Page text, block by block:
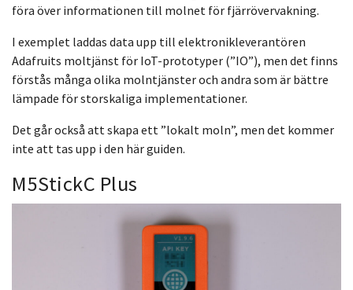
föra över informationen till molnet för fjärrövervakning.
I exemplet laddas data upp till elektronikleverantören
Adafruits moltjänst för IoT-prototyper (”IO”), men det finns
förstås många olika molntjänster och andra som är bättre
lämpade för storskaliga implementationer.
Det går också att skapa ett ”lokalt moln”, men det kommer
inte att tas upp i den här guiden.
M5StickC Plus